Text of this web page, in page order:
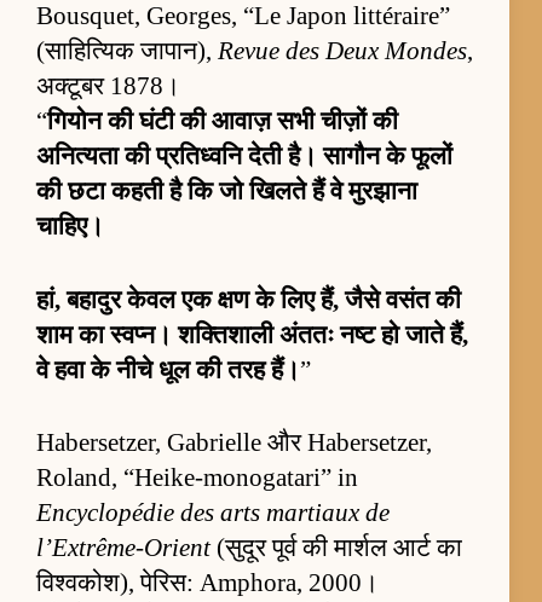
Bousquet, Georges, “Le Japon littéraire”
(साहित्यिक जापान), Revue des Deux Mondes,
अक्टूबर 1878।
“गियोन की घंटी की आवाज़ सभी चीज़ों की
अनित्यता की प्रतिध्वनि देती है। सागौन के फूलों
की छटा कहती है कि जो खिलते हैं वे मुरझाना
चाहिए।
हां, बहादुर केवल एक क्षण के लिए हैं, जैसे वसंत की
शाम का स्वप्न। शक्तिशाली अंततः नष्ट हो जाते हैं,
वे हवा के नीचे धूल की तरह हैं।”
Habersetzer, Gabrielle और Habersetzer,
Roland, “Heike-monogatari” in
Encyclopédie des arts martiaux de
l’Extrême-Orient(सुदूर पूर्व की मार्शल आर्ट का
विश्वकोश), पेरिस: Amphora, 2000।